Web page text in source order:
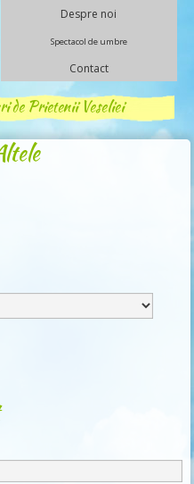
Despre noi
Spectacol de umbre
Contact
de Prietenii Veseliei